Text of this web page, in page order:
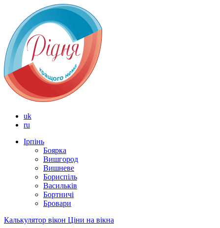
uk
ru
Ірпінь
Боярка
Вишгород
Вишневе
Бориспіль
Васильків
Бортничі
Бровари
Калькулятор вікон Ціни на вікна